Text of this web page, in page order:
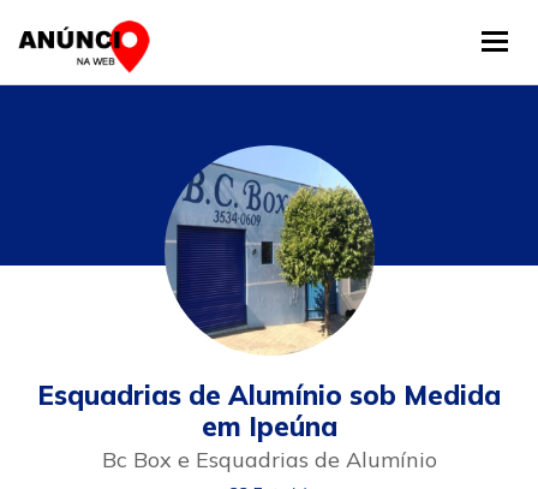
Esquadrias de Alumínio sob Medida
em Ipeúna
Bc Box e Esquadrias de Alumínio